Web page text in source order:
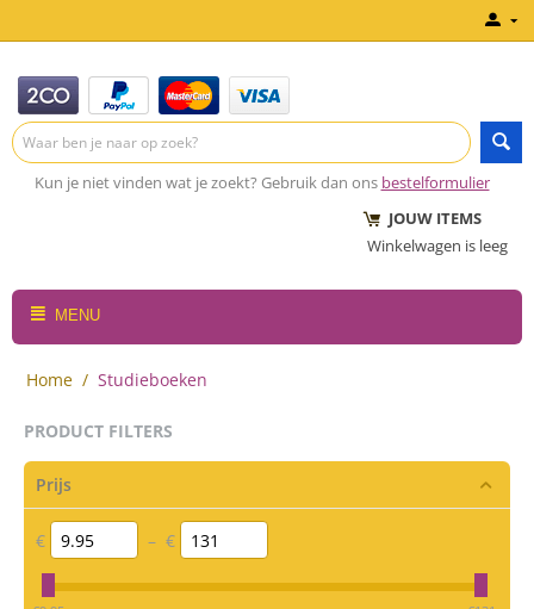
Kun je niet vinden wat je zoekt? Gebruik dan ons bestelformulier
JOUW ITEMS
Winkelwagen is leeg
MENU
Home / Studieboeken
PRODUCT FILTERS
Prijs
€ – €